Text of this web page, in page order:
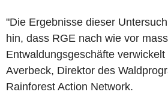
"Die Ergebnisse dieser
hin, dass RGE nach wie vor
Entwaldungsgeschäfte
Averbeck, Direktor des
Rainforest Action Network.